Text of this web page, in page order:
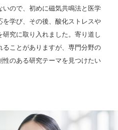
ので、初めに磁気共鳴法と医学
学び、その後、酸化ストレスや
究に取り入れました。寄り道し
ことがありますが、専門分野の
のある研究テーマを見つけたい